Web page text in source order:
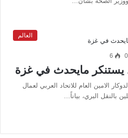
العالم
0
6
يستنكر مايحدث في غزة
الامين العام للاتحاد العربي لعمال
بالنقل البري، بياناً…